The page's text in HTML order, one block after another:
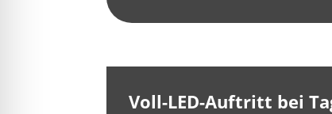
Voll-LED-Auftritt bei